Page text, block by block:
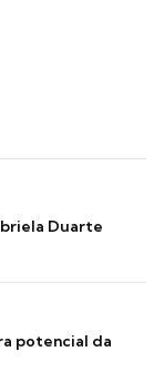
Duarte
potencial da